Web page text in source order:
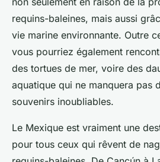
requins-baleines, mais aussi
vie marine environnante. Outre
vous pourriez également
des tortues de mer, voire des
aquatique qui ne manquera pas
souvenirs inoubliables.
Le Mexique est vraiment une
pour tous ceux qui rêvent de